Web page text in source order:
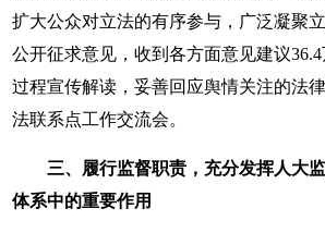
扩大公众对立法的有序参与，广泛凝聚
公开征求意见，收到各方面意见建议
过程宣传解读，妥善回应舆情关注的法
法联系点工作交流会。
三、履行监督职责，充分发挥人大
体系中的重要作用